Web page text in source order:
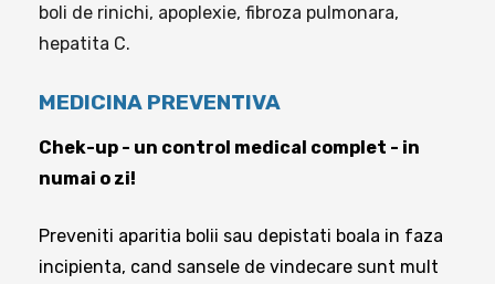
boli de rinichi, apoplexie, fibroza pulmonara,
hepatita C.
MEDICINA PREVENTIVA
Chek-up - un control medical complet - in
numai o zi!
Preveniti aparitia bolii sau depistati boala in faza
incipienta, cand sansele de vindecare sunt mult